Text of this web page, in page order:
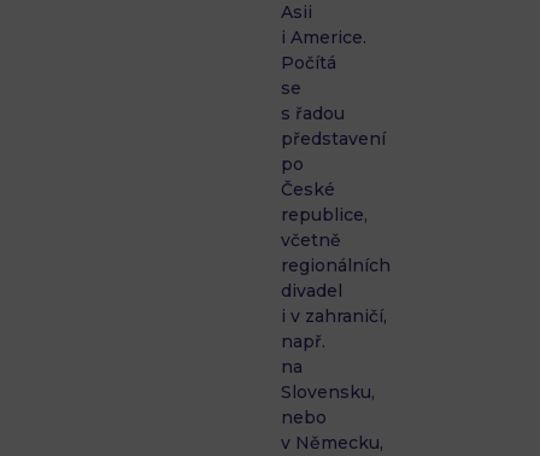
Asii
i Americe.
Počítá
se
s řadou
představení
po
České
republice,
včetně
regionálních
divadel
i v zahraničí,
např.
na
Slovensku,
nebo
v Německu,